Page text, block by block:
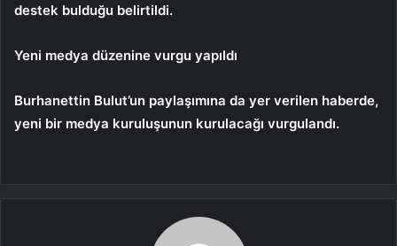
destek bulduğu belirtildi.
Yeni medya düzenine vurgu yapıldı
Burhanettin Bulut’un paylaşımına da yer verilen haberde,
yeni bir medya kuruluşunun kurulacağı vurgulandı.